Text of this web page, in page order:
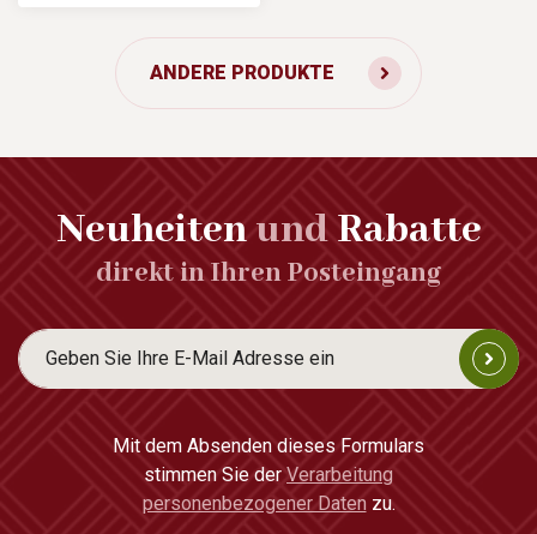
ANDERE PRODUKTE
NeuheitenundRabatte
direkt in Ihren Posteingang
Mit dem Absenden dieses Formulars
stimmen Sie der Verarbeitung
personenbezogener Daten zu.